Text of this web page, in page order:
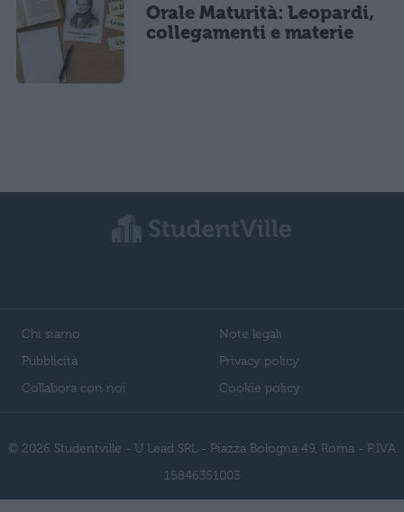
Orale Maturità: Leopardi,
collegamenti e materie
Chi siamo
Pubblicità
Collabora con noi
Note legali
Privacy policy
Cookie policy
© 2026 Studentville - U Lead SRL - Piazza Bologna 49, Roma - P.IVA
15846351003